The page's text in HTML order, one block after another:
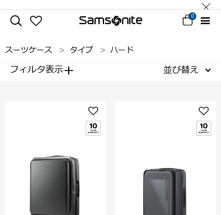
0
スーツケース タイプ ハード
フィルタ表示+ 並び替え